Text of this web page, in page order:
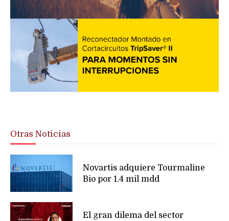
Otras Noticias
Novartis adquiere Tourmaline
Bio por 1.4 mil mdd
El gran dilema del sector